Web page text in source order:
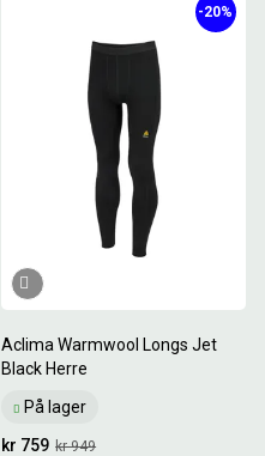
Aclima Warmwool Longs Jet
Black Herre
På lager
-20%
kr 949
kr 759